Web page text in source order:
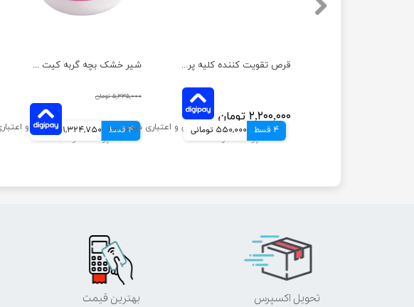
شیر خشک بچه گربه کیت کت جایگزین شیر مادر وزن 200 گرم
۵,۳۳۵,۰۰۰ تومان
۵,۲۹۹,۰۰۰ تومان
4 قسط 1,324,750 تومانی
قرص تقویت کننده کلیه پروپرفک بسته 60 عددی
۲,۲۰۰,۰۰۰ تومان
4 قسط 550,000 تومانی
تحویل اکسپرس بهترین قیمت